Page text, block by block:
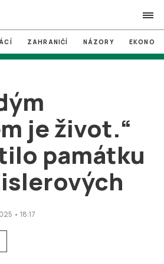
search
ZAHRANIČÍ NÁZORY
je život.“
památku
• 18:17